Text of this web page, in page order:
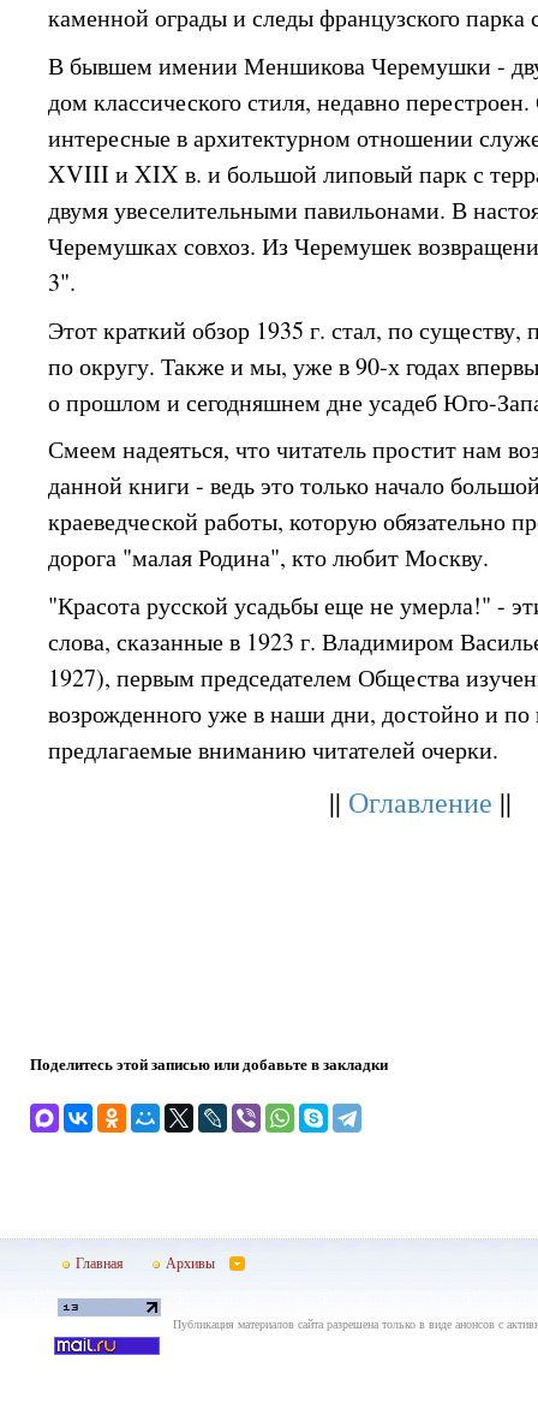
каменной ограды и следы французского парка
В бывшем имении Меншикова Черемушки -
дом классического стиля, недавно
интересные в архитектурном отношении
XVIII и XIX в. и большой липовый парк с
двумя увеселительными павильонами. В
Черемушках совхоз. Из Черемушек
3".
Этот краткий обзор 1935 г. стал, по
по округу. Также и мы, уже в 90-х годах
о прошлом и сегодняшнем дне усадеб Юго-
Смеем надеяться, что читатель простит нам
данной книги - ведь это только начало
краеведческой работы, которую обязательно
дорога "малая Родина", кто любит Москву.
"Красота русской усадьбы еще не умерла!" -
слова, сказанные в 1923 г. Владимиром
1927), первым председателем Общества
возрожденного уже в наши дни, достойно и по
предлагаемые вниманию читателей очерки.
|| Оглавление ||
Поделитесь этой записью или добавьте в закладки
Главная Архивы
Публикация материалов сайта разрешена только в виде анонсов с